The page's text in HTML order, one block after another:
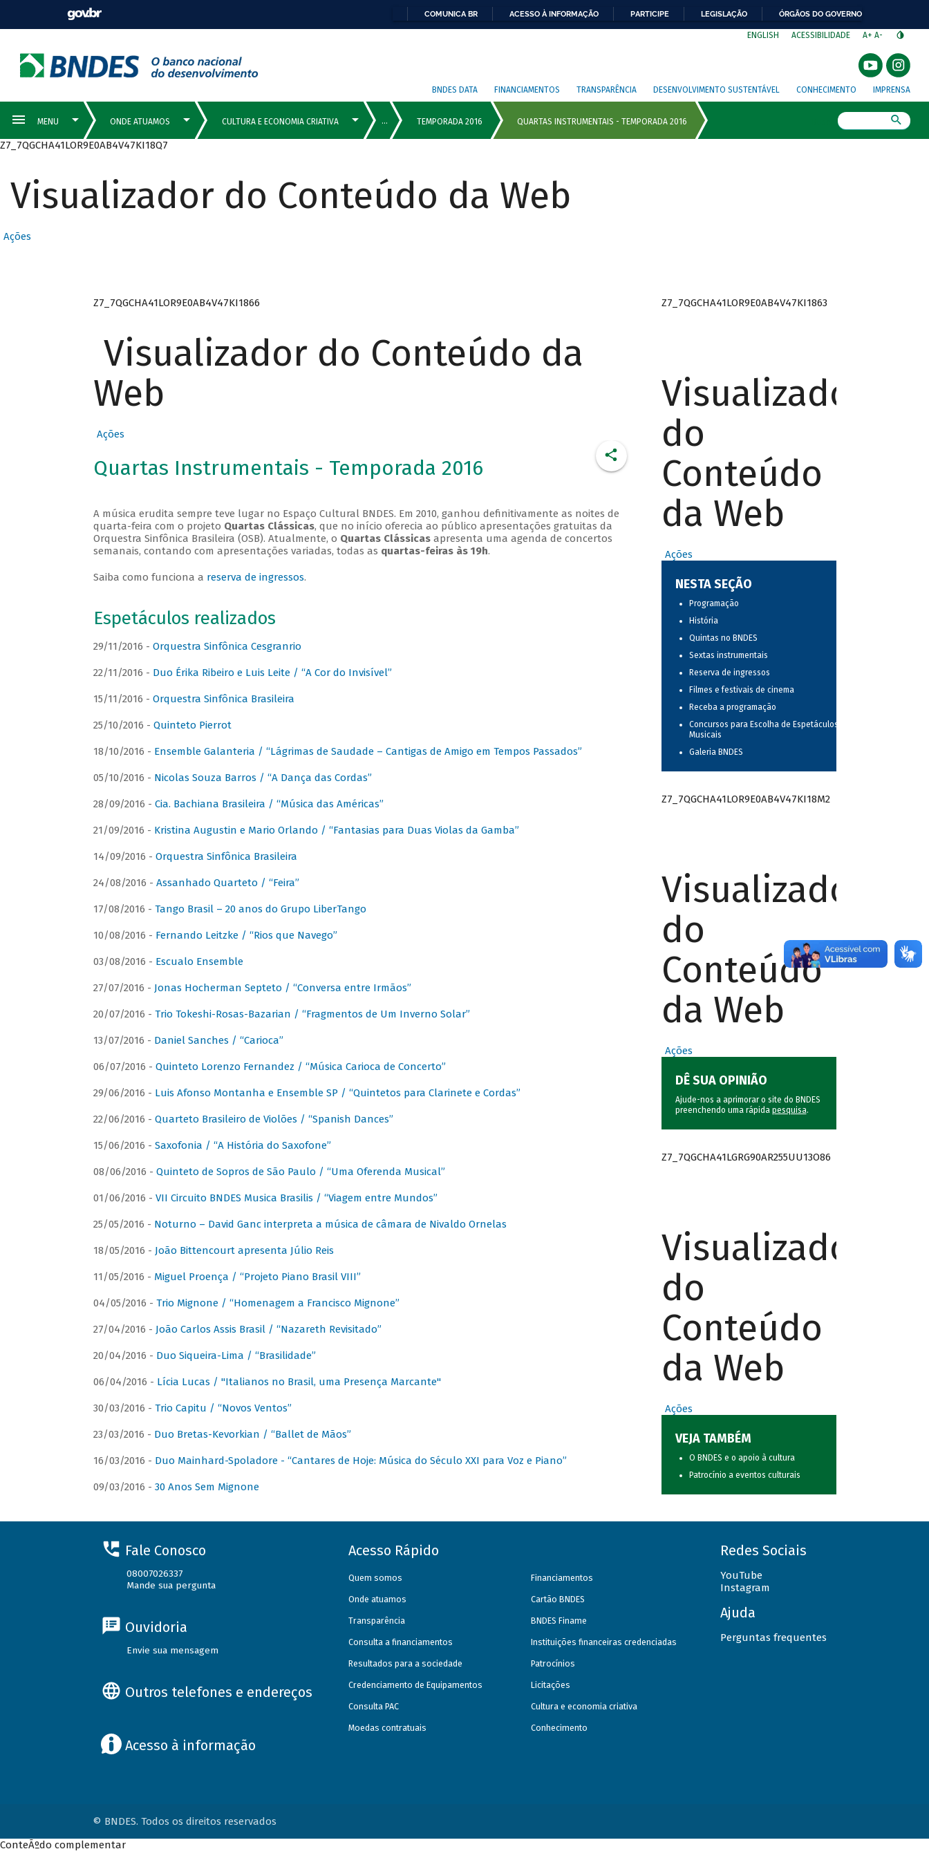
COMUNICA BR ACESSO À INFORMAÇÃO PARTICIPE LEGISLAÇÃO ÓRGÃOS DO GOVERNO
ENGLISH ACESSIBILIDADE A+ A-
BNDES DATA FINANCIAMENTOS TRANSPARÊNCIA DESENVOLVIMENTO SUSTENTÁVEL CONHECIMENTO IMPRENSA
Z7_7QGCHA41LOR9E0AB4V47KI18Q7
Visualizador do Conteúdo da Web
Ações
Z7_7QGCHA41LOR9E0AB4V47KI1866
Visualizador do Conteúdo da
Web
Ações
Quartas Instrumentais - Temporada 2016
A música erudita sempre teve lugar no Espaço Cultural BNDES. Em 2010, ganhou definitivamente as noites de
quarta-feira com o projeto Quartas Clássicas, que no início oferecia ao público apresentações gratuitas da
Orquestra Sinfônica Brasileira (OSB). Atualmente, o Quartas Clássicasapresenta uma agenda de concertos
semanais, contando com apresentações variadas, todas as quartas-feiras às 19h.
Saiba como funciona a reserva de ingressos.
Espetáculos realizados
29/11/2016 - Orquestra Sinfônica Cesgranrio
22/11/2016 - Duo Érika Ribeiro e Luis Leite / “A Cor do Invisível”
15/11/2016 - Orquestra Sinfônica Brasileira
25/10/2016 - Quinteto Pierrot
18/10/2016 - Ensemble Galanteria / “Lágrimas de Saudade – Cantigas de Amigo em Tempos Passados”
05/10/2016 - Nicolas Souza Barros / “A Dança das Cordas”
28/09/2016 - Cia. Bachiana Brasileira / “Música das Américas”
21/09/2016 - Kristina Augustin e Mario Orlando / “Fantasias para Duas Violas da Gamba”
14/09/2016 - Orquestra Sinfônica Brasileira
24/08/2016 - Assanhado Quarteto / “Feira”
17/08/2016 - Tango Brasil – 20 anos do Grupo LiberTango
10/08/2016 - Fernando Leitzke / “Rios que Navego”
03/08/2016 - Escualo Ensemble
27/07/2016 - Jonas Hocherman Septeto / “Conversa entre Irmãos”
20/07/2016 - Trio Tokeshi-Rosas-Bazarian / “Fragmentos de Um Inverno Solar”
13/07/2016 - Daniel Sanches / “Carioca”
06/07/2016 - Quinteto Lorenzo Fernandez / “Música Carioca de Concerto”
29/06/2016 - Luis Afonso Montanha e Ensemble SP / “Quintetos para Clarinete e Cordas”
22/06/2016 - Quarteto Brasileiro de Violões / “Spanish Dances”
15/06/2016 - Saxofonia / “A História do Saxofone”
08/06/2016 - Quinteto de Sopros de São Paulo / “Uma Oferenda Musical”
01/06/2016 - VII Circuito BNDES Musica Brasilis / “Viagem entre Mundos”
25/05/2016 - Noturno – David Ganc interpreta a música de câmara de Nivaldo Ornelas
18/05/2016 - João Bittencourt apresenta Júlio Reis
11/05/2016 - Miguel Proença / “Projeto Piano Brasil VIII”
04/05/2016 - Trio Mignone / “Homenagem a Francisco Mignone”
27/04/2016 - João Carlos Assis Brasil / “Nazareth Revisitado”
20/04/2016 - Duo Siqueira-Lima / “Brasilidade”
06/04/2016 - Lícia Lucas / "Italianos no Brasil, uma Presença Marcante"
30/03/2016 - Trio Capitu / “Novos Ventos”
23/03/2016 - Duo Bretas-Kevorkian / “Ballet de Mãos”
16/03/2016 - Duo Mainhard-Spoladore - “Cantares de Hoje: Música do Século XXI para Voz e Piano”
09/03/2016 - 30 Anos Sem Mignone
Z7_7QGCHA41LOR9E0AB4V47KI1863
Visualizador
do
Conteúdo
da Web
Ações
NESTA SEÇÃO
Programação
História
Quintas no BNDES
Sextas instrumentais
Reserva de ingressos
Filmes e festivais de cinema
Receba a programação
Concursos para Escolha de Espetáculos
Musicais
Galeria BNDES
Z7_7QGCHA41LOR9E0AB4V47KI18M2
Visualizador
do
Conteúdo
da Web
Ações
DÊ SUA OPINIÃO
Ajude-nos a aprimorar o site do BNDES
preenchendo uma rápida pesquisa.
Z7_7QGCHA41LGRG90AR255UU13O86
Visualizador
do
Conteúdo
da Web
Ações
VEJA TAMBÉM
O BNDES e o apoio à cultura
Patrocínio a eventos culturais
Fale Conosco
08007026337
Mande sua pergunta
Ouvidoria
Envie sua mensagem
Outros telefones e endereços
Acesso à informação
Acesso Rápido
Quem somos
Onde atuamos
Transparência
Consulta a financiamentos
Resultados para a sociedade
Credenciamento de Equipamentos
Consulta PAC
Moedas contratuais
Financiamentos
Cartão BNDES
BNDES Finame
Instituições financeiras credenciadas
Patrocínios
Licitações
Cultura e economia criativa
Conhecimento
Redes Sociais
YouTube
Instagram
Ajuda
Perguntas frequentes
© BNDES. Todos os direitos reservados
ConteÃºdo complementar